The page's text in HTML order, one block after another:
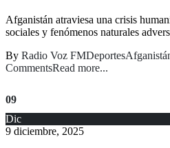
Afganistán atraviesa una crisis
sociales y fenómenos naturales
By Radio Voz FMDeportes
CommentsRead more...
09
Dic
9 diciembre, 2025